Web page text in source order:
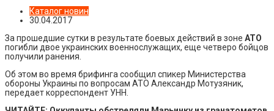
Каталог новин
30.04.2017
За прошедшие сутки в результате боевых действий в зоне АТО
погибли двое украинских военнослужащих, еще четверо бойцов
получили ранения.
Об этом во время брифинга сообщил спикер Министерства
обороны Украины по вопросам АТО Александр Мотузяник,
передает корреспондент УНН.